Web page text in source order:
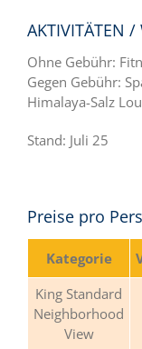
AKTIVITÄTEN /
Ohne Gebühr:
Gegen Gebühr:
Himalaya-Salz
Stand: Juli 25
Preise pro
Kategorie
King Standard
Neighborhood
View